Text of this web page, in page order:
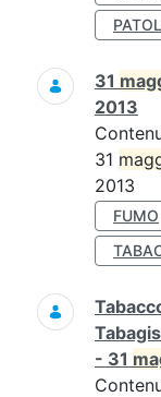
31
2013
31
2013
FUMO
- 31